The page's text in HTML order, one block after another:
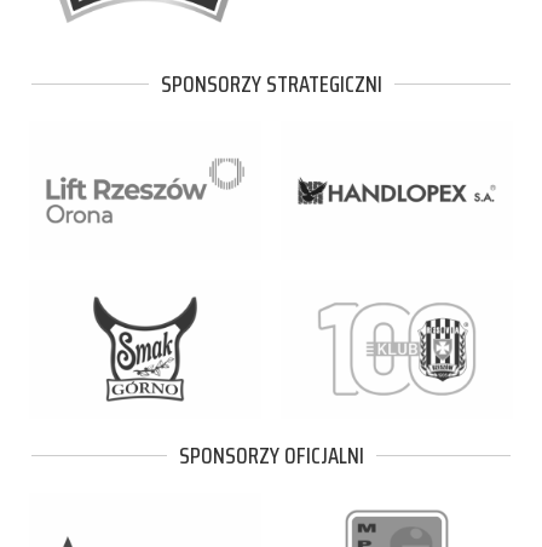
SPONSORZY STRATEGICZNI
SPONSORZY OFICJALNI